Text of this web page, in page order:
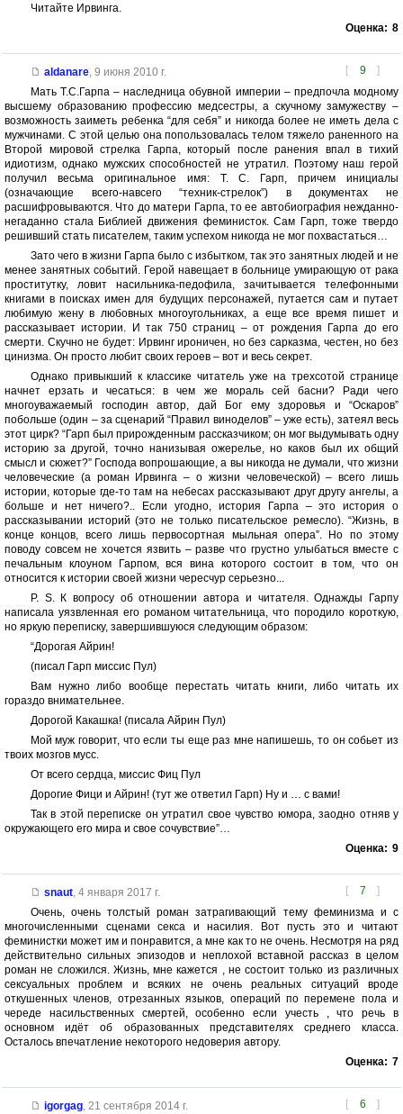
Читайте Ирвинга.
Оценка: 8
[ 9 ]
aldanare, 9 июня 2010 г.
Мать Т.С.Гарпа – наследница обувной империи – предпочла модному
высшему образованию профессию медсестры, а скучному замужеству –
возможность заиметь ребенка “для себя” и никогда более не иметь дела с
мужчинами. С этой целью она попользовалась телом тяжело раненного на
Второй мировой стрелка Гарпа, который после ранения впал в тихий
идиотизм, однако мужских способностей не утратил. Поэтому наш герой
получил весьма оригинальное имя: Т. С. Гарп, причем инициалы
(означающие всего-навсего “техник-стрелок”) в документах не
расшифровываются. Что до матери Гарпа, то ее автобиография нежданно-
негаданно стала Библией движения феминисток. Сам Гарп, тоже твердо
решивший стать писателем, таким успехом никогда не мог похвастаться…
Зато чего в жизни Гарпа было с избытком, так это занятных людей и не
менее занятных событий. Герой навещает в больнице умирающую от рака
проститутку, ловит насильника-педофила, зачитывается телефонными
книгами в поисках имен для будущих персонажей, путается сам и путает
любимую жену в любовных многоугольниках, а еще все время пишет и
рассказывает истории. И так 750 страниц – от рождения Гарпа до его
смерти. Скучно не будет: Ирвинг ироничен, но без сарказма, честен, но без
цинизма. Он просто любит своих героев – вот и весь секрет.
Однако привыкший к классике читатель уже на трехсотой странице
начнет ерзать и чесаться: в чем же мораль сей басни? Ради чего
многоуважаемый господин автор, дай Бог ему здоровья и “Оскаров”
побольше (один – за сценарий “Правил виноделов” – уже есть), затеял весь
этот цирк? “Гарп был прирожденным рассказчиком; он мог выдумывать одну
историю за другой, точно нанизывая ожерелье, но каков был их общий
смысл и сюжет?” Господа вопрошающие, а вы никогда не думали, что жизни
человеческие (а роман Ирвинга – о жизни человеческой) – всего лишь
истории, которые где-то там на небесах рассказывают друг другу ангелы, а
больше и нет ничего?.. Если угодно, история Гарпа – это история о
рассказывании историй (это не только писательское ремесло). “Жизнь, в
конце концов, всего лишь первосортная мыльная опера”. Но по этому
поводу совсем не хочется язвить – разве что грустно улыбаться вместе с
печальным клоуном Гарпом, вся вина которого состоит в том, что он
относится к истории своей жизни чересчур серьезно...
P. S. К вопросу об отношении автора и читателя. Однажды Гарпу
написала уязвленная его романом читательница, что породило короткую,
но яркую переписку, завершившуюся следующим образом:
“Дорогая Айрин!
(писал Гарп миссис Пул)
Вам нужно либо вообще перестать читать книги, либо читать их
гораздо внимательнее.
Дорогой Какашка! (писала Айрин Пул)
Мой муж говорит, что если ты еще раз мне напишешь, то он собьет из
твоих мозгов мусс.
От всего сердца, миссис Фиц Пул
Дорогие Фици и Айрин! (тут же ответил Гарп) Ну и … с вами!
Так в этой переписке он утратил свое чувство юмора, заодно отняв у
окружающего его мира и свое сочувствие”…
Оценка: 9
[ 7 ]
snaut, 4 января 2017 г.
Очень, очень толстый роман затрагивающий тему феминизма и с
многочисленными сценами секса и насилия. Вот пусть это и читают
феминистки может им и понравится, а мне как то не очень. Несмотря на ряд
действительно сильных эпизодов и неплохой вставной рассказ в целом
роман не сложился. Жизнь, мне кажется , не состоит только из различных
сексуальных проблем и всяких не очень реальных ситуаций вроде
откушенных членов, отрезанных языков, операций по перемене пола и
череде насильственных смертей, особенно если учесть , что речь в
основном идёт об образованных представителях среднего класса.
Осталось впечатление некоторого недоверия автору.
Оценка: 7
[ 6 ]
igorgag, 21 сентября 2014 г.